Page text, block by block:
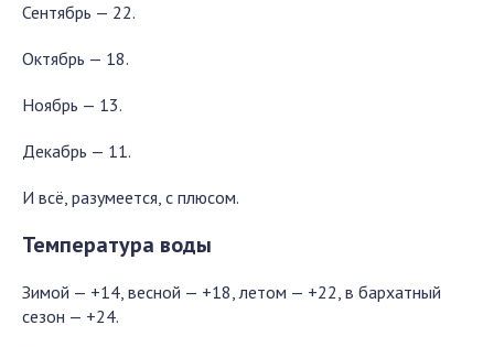
Сентябрь — 22.
Октябрь — 18.
Ноябрь — 13.
Декабрь — 11.
И всё, разумеется, с плюсом.
Температура воды
Зимой — +14, весной — +18, летом — +22, в бархатный
сезон — +24.